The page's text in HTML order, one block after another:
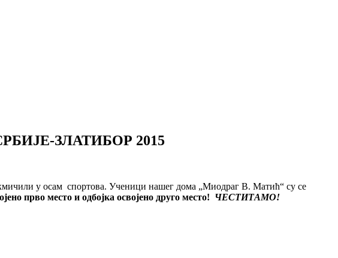
ЗЛАТИБОР 2015
у осам спортова. Ученици нашег дома „Миодраг В. Матић“ су се
прво место и одбојка освојено друго место! ЧЕСТИТАМО!